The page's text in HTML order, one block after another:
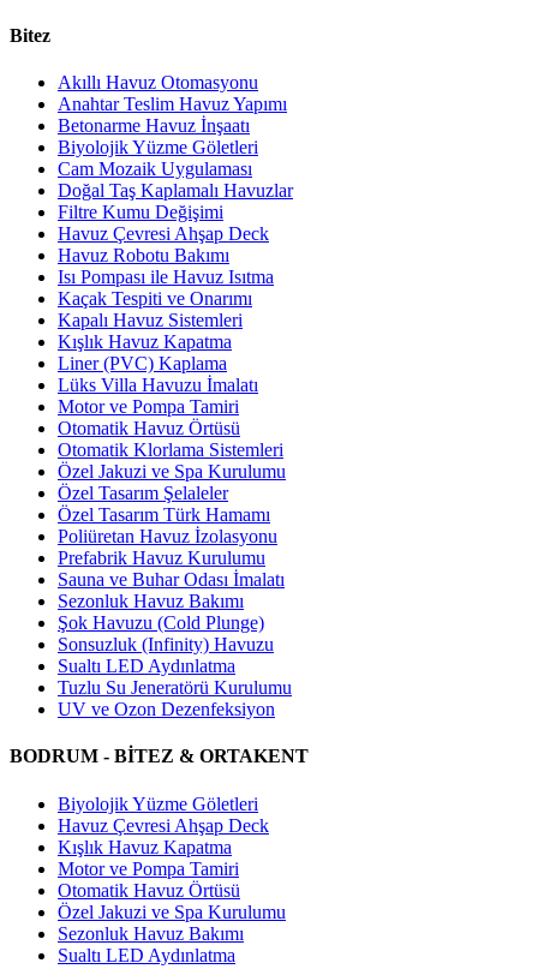
Bitez
Akıllı Havuz Otomasyonu
Anahtar Teslim Havuz Yapımı
Betonarme Havuz İnşaatı
Biyolojik Yüzme Göletleri
Cam Mozaik Uygulaması
Doğal Taş Kaplamalı Havuzlar
Filtre Kumu Değişimi
Havuz Çevresi Ahşap Deck
Havuz Robotu Bakımı
Isı Pompası ile Havuz Isıtma
Kaçak Tespiti ve Onarımı
Kapalı Havuz Sistemleri
Kışlık Havuz Kapatma
Liner (PVC) Kaplama
Lüks Villa Havuzu İmalatı
Motor ve Pompa Tamiri
Otomatik Havuz Örtüsü
Otomatik Klorlama Sistemleri
Özel Jakuzi ve Spa Kurulumu
Özel Tasarım Şelaleler
Özel Tasarım Türk Hamamı
Poliüretan Havuz İzolasyonu
Prefabrik Havuz Kurulumu
Sauna ve Buhar Odası İmalatı
Sezonluk Havuz Bakımı
Şok Havuzu (Cold Plunge)
Sonsuzluk (Infinity) Havuzu
Sualtı LED Aydınlatma
Tuzlu Su Jeneratörü Kurulumu
UV ve Ozon Dezenfeksiyon
BODRUM - BİTEZ & ORTAKENT
Biyolojik Yüzme Göletleri
Havuz Çevresi Ahşap Deck
Kışlık Havuz Kapatma
Motor ve Pompa Tamiri
Otomatik Havuz Örtüsü
Özel Jakuzi ve Spa Kurulumu
Sezonluk Havuz Bakımı
Sualtı LED Aydınlatma